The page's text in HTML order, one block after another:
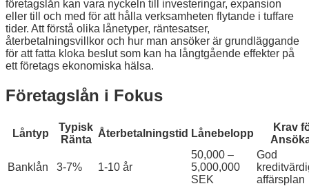
företagslån kan vara nyckeln till investeringar, expansion
eller till och med för att hålla verksamheten flytande i tuffare
tider. Att förstå olika lånetyper, räntesatser,
återbetalningsvillkor och hur man ansöker är grundläggande
för att fatta kloka beslut som kan ha långtgående effekter på
ett företags ekonomiska hälsa.
Företagslån i Fokus
Låntyp
Typisk
Ränta
Återbetalningstid Lånebelopp
Krav
Banklån 3-7% 1-10 år
50,000 –
5,000,000
SEK
God
affärsplan